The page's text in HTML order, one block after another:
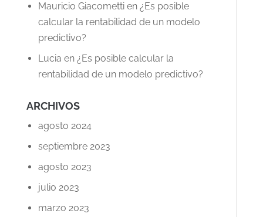
Mauricio Giacomettien ¿Es posible
calcular la rentabilidad de un modelo
predictivo?
Lucia en ¿Es posible calcular la
rentabilidad de un modelo predictivo?
ARCHIVOS
agosto 2024
septiembre 2023
agosto 2023
julio 2023
marzo 2023